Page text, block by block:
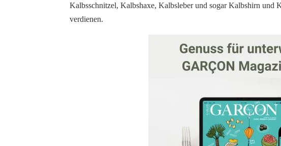
Kalbsschnitzel, Kalbshaxe, Kalbsleber und sogar Kalbshirn und
verdienen.